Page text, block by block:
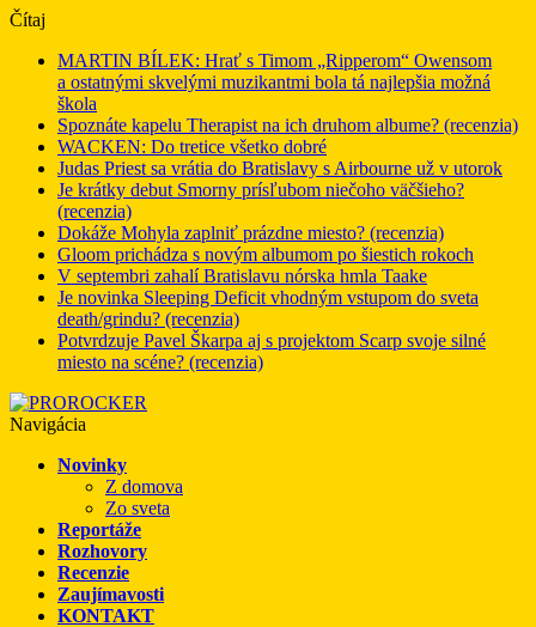
Čítaj
MARTIN BÍLEK: Hrať s Timom „Ripperom“ Owensom
a ostatnými skvelými muzikantmi bola tá najlepšia možná
škola
Spoznáte kapelu Therapist na ich druhom albume? (recenzia)
WACKEN: Do tretice všetko dobré
Judas Priest sa vrátia do Bratislavy s Airbourne už v utorok
Je krátky debut Smorny prísľubom niečoho väčšieho?
(recenzia)
Dokáže Mohyla zaplniť prázdne miesto? (recenzia)
Gloom prichádza s novým albumom po šiestich rokoch
V septembri zahalí Bratislavu nórska hmla Taake
Je novinka Sleeping Deficit vhodným vstupom do sveta
death/grindu? (recenzia)
Potvrdzuje Pavel Škarpa aj s projektom Scarp svoje silné
miesto na scéne? (recenzia)
Navigácia
Novinky
Z domova
Zo sveta
Reportáže
Rozhovory
Recenzie
Zaujímavosti
KONTAKT